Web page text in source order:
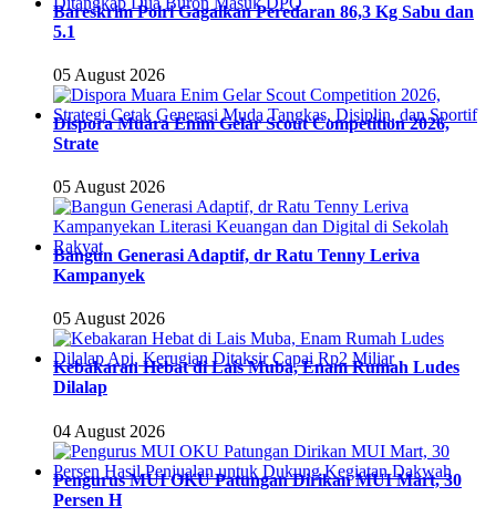
Bareskrim Polri Gagalkan Peredaran 86,3 Kg Sabu dan
5.1
05 August 2026
Dispora Muara Enim Gelar Scout Competition 2026,
Strate
05 August 2026
Bangun Generasi Adaptif, dr Ratu Tenny Leriva
Kampanyek
05 August 2026
Kebakaran Hebat di Lais Muba, Enam Rumah Ludes
Dilalap
04 August 2026
Pengurus MUI OKU Patungan Dirikan MUI Mart, 30
Persen H